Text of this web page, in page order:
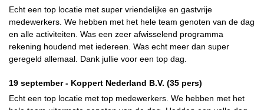
Echt een top locatie met super vriendelijke en gastvrije
medewerkers. We hebben met het hele team genoten van de dag
en alle activiteiten. Was een zeer afwisselend programma
rekening houdend met iedereen. Was echt meer dan super
geregeld allemaal. Dank jullie voor een top dag.
19 september - Koppert Nederland B.V. (35 pers)
Echt een top locatie met top medewerkers. We hebben met het